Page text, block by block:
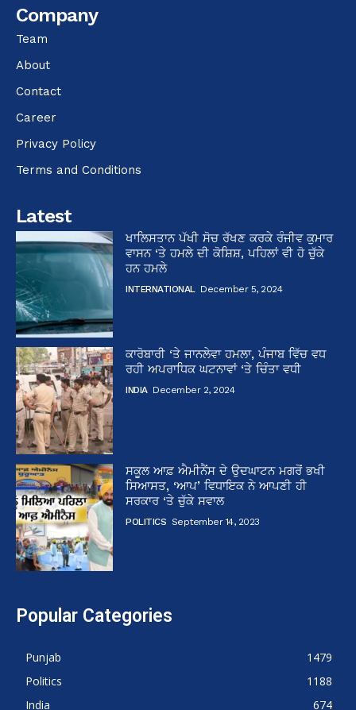
Company
Team
About
Contact
Career
Privacy Policy
Terms and Conditions
Latest
ਖਾਲਿਸਤਾਨ ਪੱਖੀ ਸੋਚ ਰੱਖਣ ਕਰਕੇ ਰੰਜੀਵ ਕੁਮਾਰ
ਵਾਸਨ ‘ਤੇ ਹਮਲੇ ਦੀ ਕੋਸ਼ਿਸ਼, ਪਹਿਲਾਂ ਵੀ ਹੋ ਚੁੱਕੇ
ਹਨ ਹਮਲੇ
INTERNATIONAL December 5, 2024
ਕਾਰੋਬਾਰੀ ‘ਤੇ ਜਾਨਲੇਵਾ ਹਮਲਾ, ਪੰਜਾਬ ਵਿੱਚ ਵਧ
ਰਹੀ ਅਪਰਾਧਿਕ ਘਟਨਾਵਾਂ ‘ਤੇ ਚਿੰਤਾ ਵਧੀ
INDIA December 2, 2024
ਸਕੂਲ ਆਫ਼ ਐਮੀਨੈਂਸ ਦੇ ਉਦਘਾਟਨ ਮਗਰੋਂ ਭਖੀ
ਸਿਆਸਤ, ‘ਆਪ’ ਵਿਧਾਇਕ ਨੇ ਆਪਣੀ ਹੀ
ਸਰਕਾਰ ‘ਤੇ ਚੁੱਕੇ ਸਵਾਲ
POLITICS September 14, 2023
Popular Categories
Punjab
1479
Politics
1188
India
674